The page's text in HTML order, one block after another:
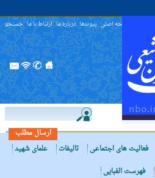
صفحه اصلی پیوندها درباره ما ارتباط با ما جستجو
ارسال مطلب
فعالیت های اجتماعی تالیفات
علمای شهید
فهرست الفبایی